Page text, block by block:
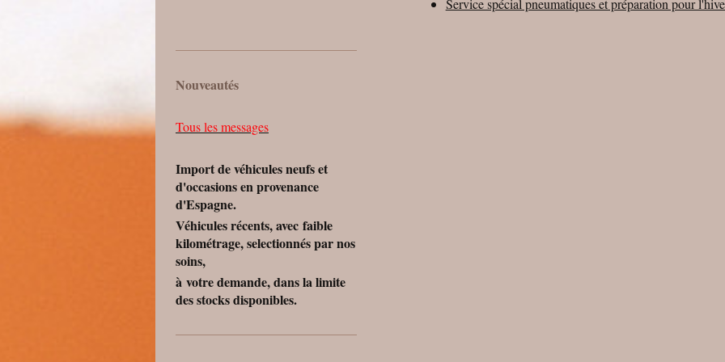
Service spécial pneumatiques et préparation pour
Nouveautés
Tous les messages
Import de véhicules neufs et
d'occasions en provenance
d'Espagne.
Véhicules récents, avec faible
kilométrage, selectionnés par nos
soins,
à votre demande, dans la limite
des stocks disponibles.